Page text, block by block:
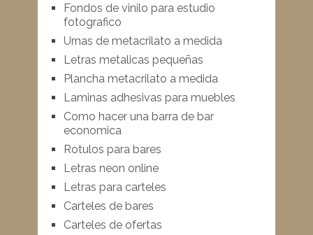
Fondos de vinilo para estudio
fotografico
Urnas de metacrilato a medida
Letras metalicas pequeñas
Plancha metacrilato a medida
Laminas adhesivas para muebles
Como hacer una barra de bar
economica
Rotulos para bares
Letras neon online
Letras para carteles
Carteles de bares
Carteles de ofertas